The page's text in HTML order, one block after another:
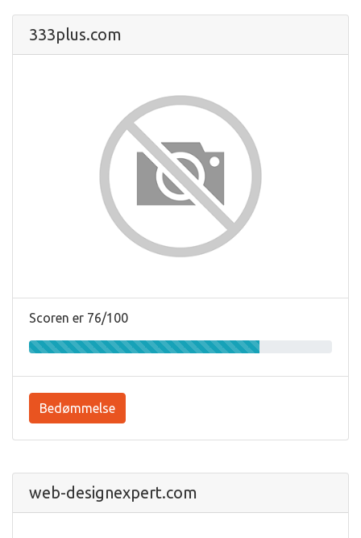
333plus.com
Scoren er 76/100
Bedømmelse
web-designexpert.com